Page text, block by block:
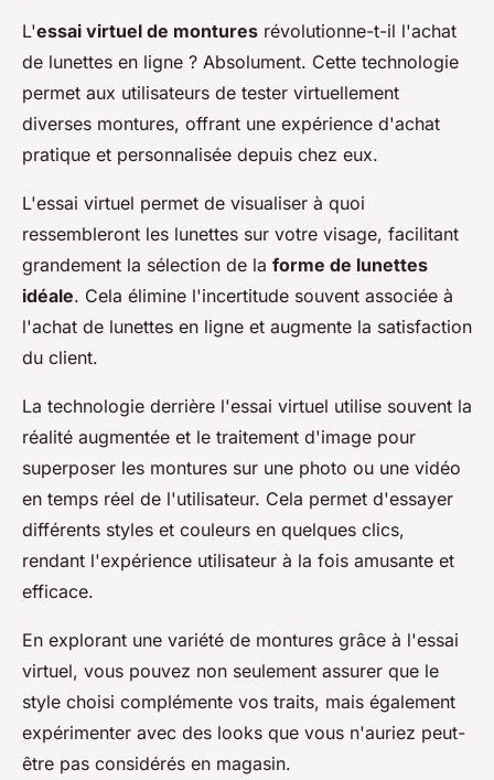
L'essai virtuel de montures révolutionne-t-il l'achat
de lunettes en ligne ? Absolument. Cette technologie
permet aux utilisateurs de tester virtuellement
diverses montures, offrant une expérience d'achat
pratique et personnalisée depuis chez eux.
L'essai virtuel permet de visualiser à quoi
ressembleront les lunettes sur votre visage, facilitant
grandement la sélection de la forme de lunettes
idéale. Cela élimine l'incertitude souvent associée à
l'achat de lunettes en ligne et augmente la satisfaction
du client.
La technologie derrière l'essai virtuel utilise souvent la
réalité augmentée et le traitement d'image pour
superposer les montures sur une photo ou une vidéo
en temps réel de l'utilisateur. Cela permet d'essayer
différents styles et couleurs en quelques clics,
rendant l'expérience utilisateur à la fois amusante et
efficace.
En explorant une variété de montures grâce à l'essai
virtuel, vous pouvez non seulement assurer que le
style choisi complémente vos traits, mais également
expérimenter avec des looks que vous n'auriez peut-
être pas considérés en magasin.